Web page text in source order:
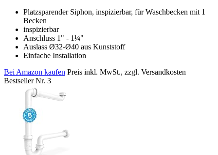
Platzsparender Siphon, inspizierbar, für Waschbecken mit 1
Becken
inspizierbar
Anschluss 1" - 1¼"
Auslass Ø32-Ø40 aus Kunststoff
Einfache Installation
Bei Amazon kaufen Preis inkl. MwSt., zzgl. Versandkosten
Bestseller Nr. 3